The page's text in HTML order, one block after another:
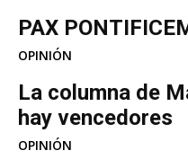
PAX
OPINIÓN
La columna de
hay vencedores
OPINIÓN